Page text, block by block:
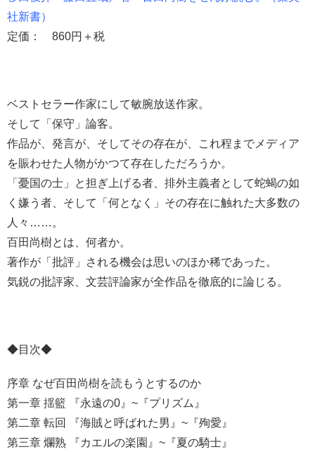
社新書）
定価： 860円＋税
ベストセラー作家にして敏腕放送作家。
そして「保守」論客。
作品が、発言が、そしてその存在が、これ程までメディア
を賑わせた人物がかつて存在しただろうか。
「憂国の士」と担ぎ上げる者、排外主義者として蛇蝎の如
く嫌う者、そして「何となく」その存在に触れた大多数の
人々……。
百田尚樹とは、何者か。
著作が「批評」される機会は思いのほか稀であった。
気鋭の批評家、文芸評論家が全作品を徹底的に論じる。
◆目次◆
序章 なぜ百田尚樹を読もうとするのか
第一章 揺籃 『永遠の0』~『プリズム』
第二章 転回 『海賊と呼ばれた男』~『殉愛』
第三章 爛熟 『カエルの楽園』~『夏の騎士』